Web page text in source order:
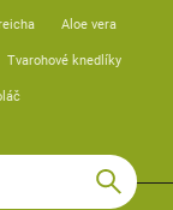
Aloe vera
Tvarohové knedlíky